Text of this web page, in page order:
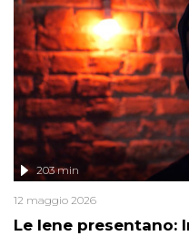
Le Iene presentano:
203 min
12 maggio 2026